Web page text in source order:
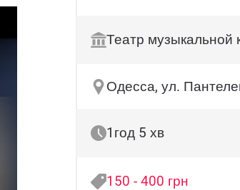
Театр музыкальной
Одесса, ул.
1год 5 хв
150 - 400 грн